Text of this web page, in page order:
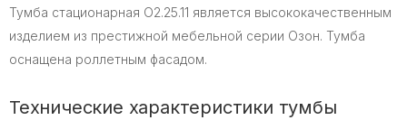
Тумба стационарная O2.25.11 является высококачественным
изделием из престижной мебельной серии Озон. Тумба
оснащена роллетным фасадом.
Технические характеристики тумбы